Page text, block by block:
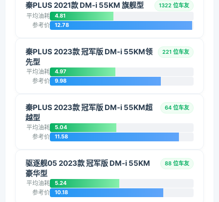
秦PLUS 2021款 DM-i 55KM 旗舰型 1322 位车友
平均油耗 4.81
参考价 12.78
秦PLUS 2023款 冠军版 DM-i 55KM领
先型
221 位车友
平均油耗 4.97
参考价 9.98
秦PLUS 2023款 冠军版 DM-i 55KM超
越型
64 位车友
平均油耗 5.04
参考价 11.58
驱逐舰05 2023款 冠军版 DM-i 55KM
豪华型
88 位车友
平均油耗 5.24
参考价 10.18